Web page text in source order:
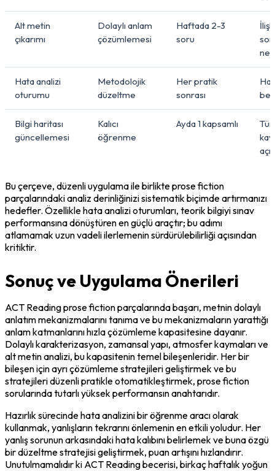
Alt metin
çıkarımı
Dolaylı anlam
çözümlemesi
Haftada 2-3
soru
net
Hata analizi
oturumu
Metodolojik
düzeltme
Her pratik
sonrası
Bilgi haritası
güncellemesi
Kalıcı
öğrenme
Ayda 1 kapsamlı
Bu çerçeve, düzenli uygulama ile birlikte prose fiction
parçalarındaki analiz derinliğinizi sistematik biçimde artırmanızı
hedefler. Özellikle hata analizi oturumları, teorik bilgiyi sınav
performansına dönüştüren en güçlü araçtır; bu adımı
atlamamak uzun vadeli ilerlemenin sürdürülebilirliği açısından
kritiktir.
Sonuç ve Uygulama Önerileri
ACT Reading prose fiction parçalarında başarı, metnin dolaylı
anlatım mekanizmalarını tanıma ve bu mekanizmaların yarattığı
anlam katmanlarını hızla çözümleme kapasitesine dayanır.
Dolaylı karakterizasyon, zamansal yapı, atmosfer kaymaları ve
alt metin analizi, bu kapasitenin temel bileşenleridir. Her bir
bileşen için ayrı çözümleme stratejileri geliştirmek ve bu
stratejileri düzenli pratikle otomatikleştirmek, prose fiction
sorularında tutarlı yüksek performansın anahtarıdır.
Hazırlık sürecinde hata analizini bir öğrenme aracı olarak
kullanmak, yanlışların tekrarını önlemenin en etkili yoludur. Her
yanlış sorunun arkasındaki hata kalıbını belirlemek ve buna özgü
bir düzeltme stratejisi geliştirmek, puan artışını hızlandırır.
Unutulmamalıdır ki ACT Reading becerisi, birkaç haftalık yoğun